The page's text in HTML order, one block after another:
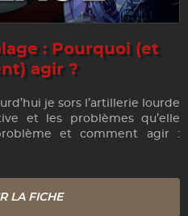
: Pourquoi (et
agir ?
je sors l’artillerie lourde
et les problèmes qu’elle
et comment agir :
LA FICHE